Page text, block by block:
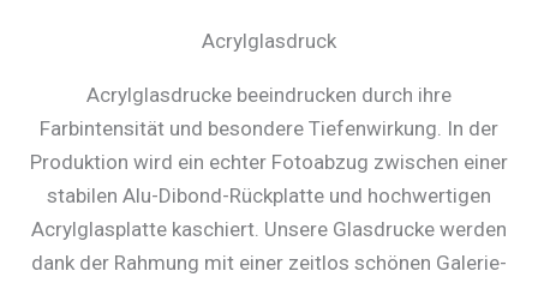
Acrylglasdruck
Acrylglasdrucke beeindrucken durch ihre
Farbintensität und besondere Tiefenwirkung. In der
Produktion wird ein echter Fotoabzug zwischen einer
stabilen Alu-Dibond-Rückplatte und hochwertigen
Acrylglasplatte kaschiert. Unsere Glasdrucke werden
dank der Rahmung mit einer zeitlos schönen Galerie-